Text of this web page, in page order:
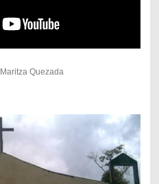
Quezada